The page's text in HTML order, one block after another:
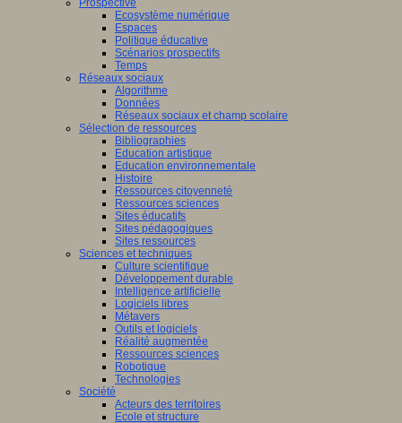
Prospective
Ecosystème numérique
Espaces
Politique éducative
Scénarios prospectifs
Temps
Réseaux sociaux
Algorithme
Données
Réseaux sociaux et champ scolaire
Sélection de ressources
Bibliographies
Education artistique
Education environnementale
Histoire
Ressources citoyenneté
Ressources sciences
Sites éducatifs
Sites pédagogiques
Sites ressources
Sciences et techniques
Culture scientifique
Développement durable
Intelligence artificielle
Logiciels libres
Métavers
Outils et logiciels
Réalité augmentée
Ressources sciences
Robotique
Technologies
Société
Acteurs des territoires
Ecole et structure